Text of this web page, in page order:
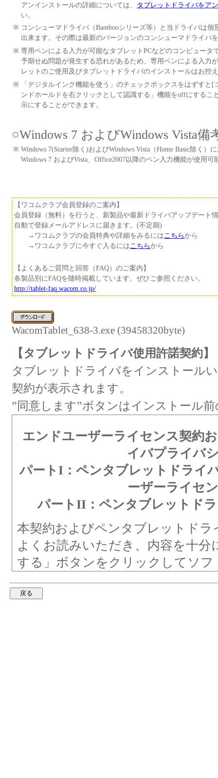
アンインストールの詳細については、
タブレットドライバをア
い。
※ コンシューマドライバ（Bambooシリーズ等）と当ドライバは
出来ます。その際は最新のバージョンのコンシューマドライバ
※ 専用ペンによる入力が可能なタブレットPCなどのコンピュータ
予期せぬ問題が発生する恐れがあるため、専用ペンによる入力
レットのご使用及びタブレットドライバのインストールはお控
※
「デジタルインク機能を使う」のチェックボックスをはずす
ンドホールドを右クリックとして認識する」機能をoffにする
示にすることができます。
○Windows 7 およびWindows Vista備
※ Windows 7(Starter除く)およびWindows Vista（Home Basic除く
Windows 7 およびVista、Office2007以降のペン入力機能が使用可
【ワコムクラブ会員登録のご案内】
会員登録（無料）を行うと、新製品や最新ドライバアップデート
自動で登録メールアドレスに届きます。(不定期)
→ワコムクラブの会員特典や詳細をみるにはこちらから
→ワコムクラブに今すぐ入るにはこちらから
【よくあるご質問と回答（FAQ）のご案内】
各製品別にFAQを随時掲載しています。ぜひご参照ください。
http://tablet-faq.wacom.co.jp/
WacomTablet_638-3.exe (39458320byte)
【タブレットドライバ使用許諾契約】
タブレットドライバをインストール
契約が表示されます。
”同意します”ボタンはインストール
エンドユーザーライセンス契約
イバプライバ
パートI：ペンタブレットドライ
ーザーライセ
パートII：ペンタブレットド
本契約およびペンタブレットド
よくお読みいただき、内容を十分
する」ボタンをクリックしてソ
ンストールすることにより、お客
とに同意し、ペンタブレットド